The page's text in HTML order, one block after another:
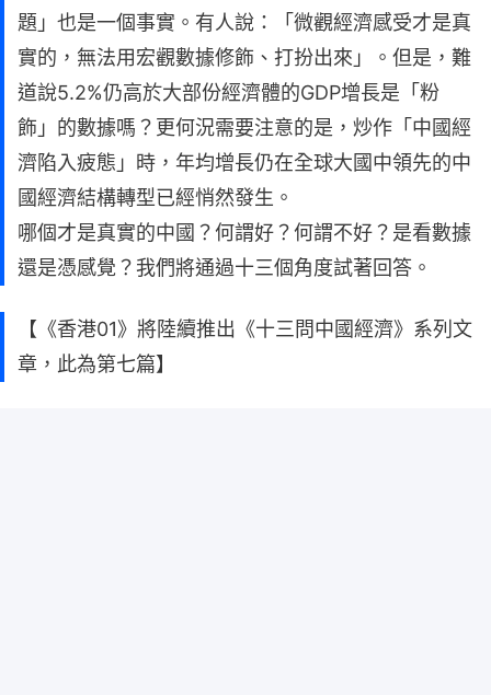
題」也是一個事實。有人說：「微觀經濟感受才是真
實的，無法用宏觀數據修飾、打扮出來」。但是，難
道說5.2%仍高於大部份經濟體的GDP增長是「粉
飾」的數據嗎？更何況需要注意的是，炒作「中國經
濟陷入疲態」時，年均增長仍在全球大國中領先的中
國經濟結構轉型已經悄然發生。
哪個才是真實的中國？何謂好？何謂不好？是看數據
還是憑感覺？我們將通過十三個角度試著回答。
【《香港01》將陸續推出《十三問中國經濟》系列文
章，此為第七篇】